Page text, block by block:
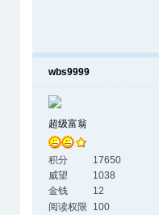
wbs9999
超级富翁
积分
17650
威望
1038
金钱
12
阅读权限
100